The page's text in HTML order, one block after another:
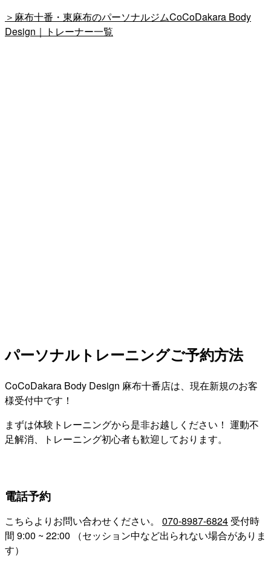
＞麻布十番・東麻布のパーソナルジムCoCoDakara Body
Design｜トレーナー一覧
パーソナルトレーニングご予約方法
CoCoDakara Body Design 麻布十番店は、現在新規のお客
様受付中です！
まずは体験トレーニングから是非お越しください！ 運動不
足解消、トレーニング初心者も歓迎しております。
電話予約
こちらよりお問い合わせください。 070-8987-6824 受付時
間 9:00 ~ 22:00 （セッション中など出られない場合がありま
す）